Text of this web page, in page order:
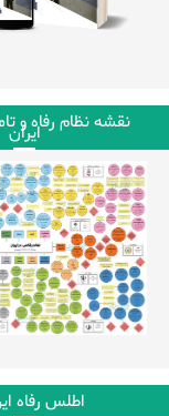
نقشه نظام رفاه و
ایران
اطلس رفاه